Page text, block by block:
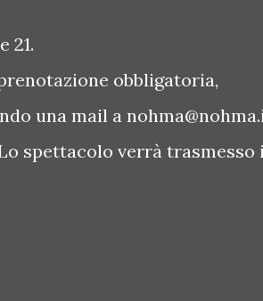
21.
obbligatoria,
una mail a
spettacolo verrà trasmesso